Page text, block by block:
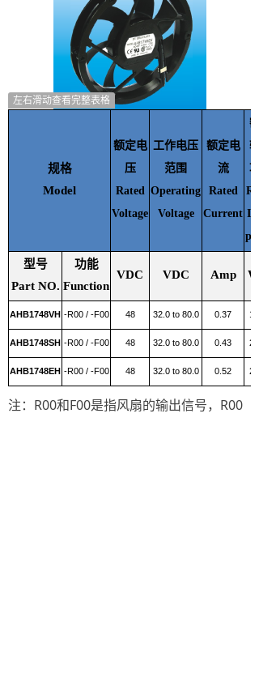
左右滑动查看完整表格
规格
Model
额定电
压
Rated
Voltage
工作电压
范围
Operating
Voltage
额定电
流
Rated
Current
型号
Part NO.
功能
Function
VDC VDC Amp
AHB1748VH -R00 / -F00 48 32.0 to 80.0 0.37
AHB1748SH -R00 / -F00 48 32.0 to 80.0 0.43
AHB1748EH -R00 / -F00 48 32.0 to 80.0 0.52
注：R00和F00是指风扇的输出信号，R00